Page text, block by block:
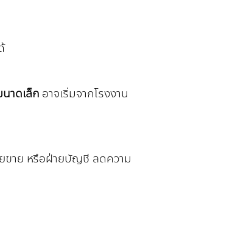
าดเล็ก อาจเริ่มจากโรงงาน
ขาย หรือฝ่ายบัญชี ลดความ